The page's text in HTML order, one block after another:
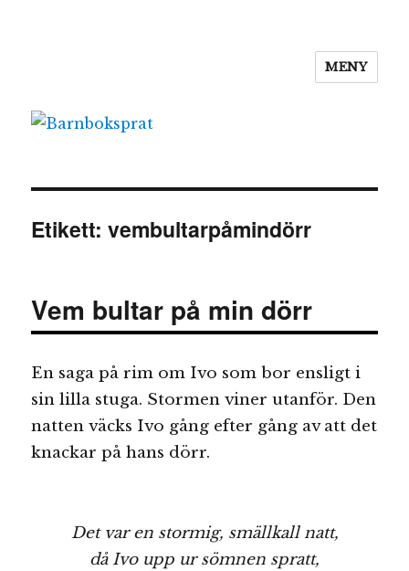
MENY
Etikett:vembultarpåmindörr
Vem bultar på min dörr
En saga på rim om Ivo som bor ensligt i
sin lilla stuga. Stormen viner utanför. Den
natten väcks Ivo gång efter gång av att det
knackar på hans dörr.
Det var en stormig, smällkall natt,
då Ivo upp ur sömnen spratt,